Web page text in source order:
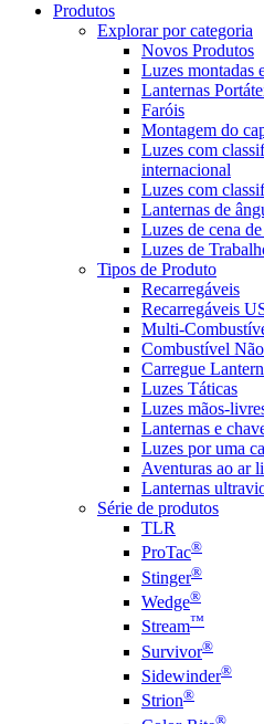
Produtos
Explorar por categoria
Novos Produtos
Luzes montadas
Lanternas
Faróis
Montagem do
Luzes com
internacional
Luzes com
Lanternas de
Luzes de cena
Luzes de
Tipos de Produto
Recarregáveis
Recarregáveis
Multi-
Combustível
Carregue
Luzes Táticas
Luzes mãos-
Lanternas e
Luzes por uma
Aventuras ao ar
Lanternas
Série de produtos
TLR
ProTac®
Stinger®
Wedge®
Stream™
Survivor®
Sidewinder®
Strion®
®